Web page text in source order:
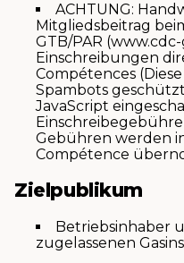
ACHTUNG:
Mitgliedsbeitrag
GTB/PAR
Einschreibungen
Compétences (
Spambots
JavaScript
Gebühren werden
Compétence
Zielpublikum
Betriebsinhaber
zugelassenen